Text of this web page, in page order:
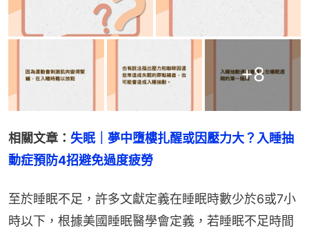
+8
相關文章： 失眠｜夢中墮樓扎醒或因壓力大？入睡抽
動症預防4招避免過度疲勞
至於睡眠不足，許多文獻定義在睡眠時數少於6或7小
時以下，根據美國睡眠醫學會定義，若睡眠不足時間